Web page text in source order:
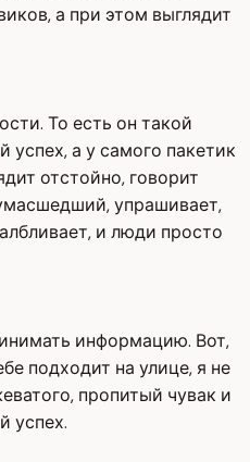
а при этом выглядит
То есть он такой
успех, а у самого пакетик
отстойно, говорит
упрашивает,
и люди просто
информацию. Вот,
подходит на улице, я не
пропитый чувак и
успех.